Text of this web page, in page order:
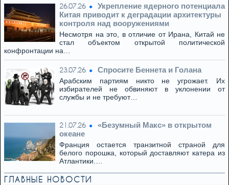
26.07.26
Укрепление ядерного потенциала
Китая приводит к деградации архитектуры
контроля над вооружениями
Несмотря на это, в отличие от Ирана, Китай не
стал объектом открытой политической
конфронтации на…
23.07.26 Спросите Беннета и Голана
Арабским партиям никто не угрожает. Их
избирателей не обвиняют в уклонении от
службы и не требуют…
21.07.26
«Безумный Макс» в открытом
океане
Франция остается транзитной страной для
белого порошка, который доставляют катера из
Атлантики.…
ГЛАВНЫЕ НОВОСТИ